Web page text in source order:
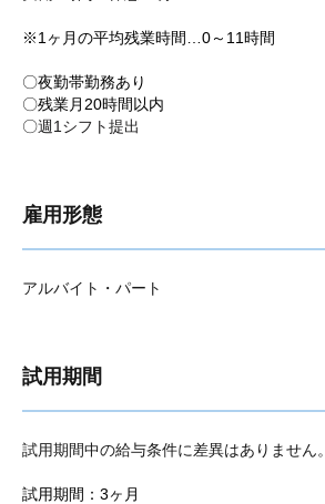
※1ヶ月の平均残業時間…0～11時間
〇夜勤帯勤務あり
〇残業月20時間以内
〇週1シフト提出
雇用形態
アルバイト・パート
試用期間
試用期間中の給与条件に差異はありません。
試用期間：3ヶ月